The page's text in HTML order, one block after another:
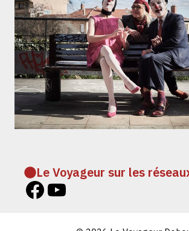
Le Voyageur sur les
Facebook Voyageur Debout
YouTube